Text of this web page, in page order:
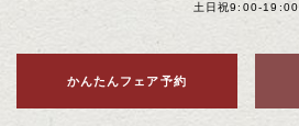
土日祝9:00-19:00
かんたんフェア予約